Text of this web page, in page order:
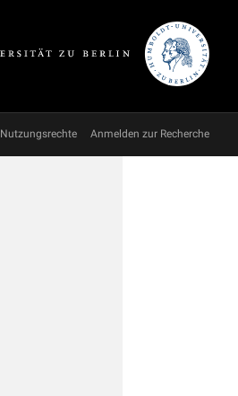
Nutzungsrechte Anmelden zur Recherche